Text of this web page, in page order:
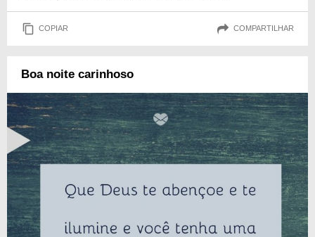
COPIAR COMPARTILHAR
Boa noite carinhoso